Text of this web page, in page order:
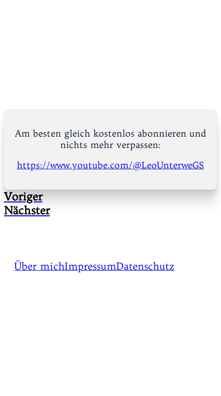
Am besten gleich kostenlos abonnieren und
nichts mehr verpassen:
https://www.youtube.com/@LeoUnterweGS
Voriger
Nächster
Über michImpressumDatenschutz